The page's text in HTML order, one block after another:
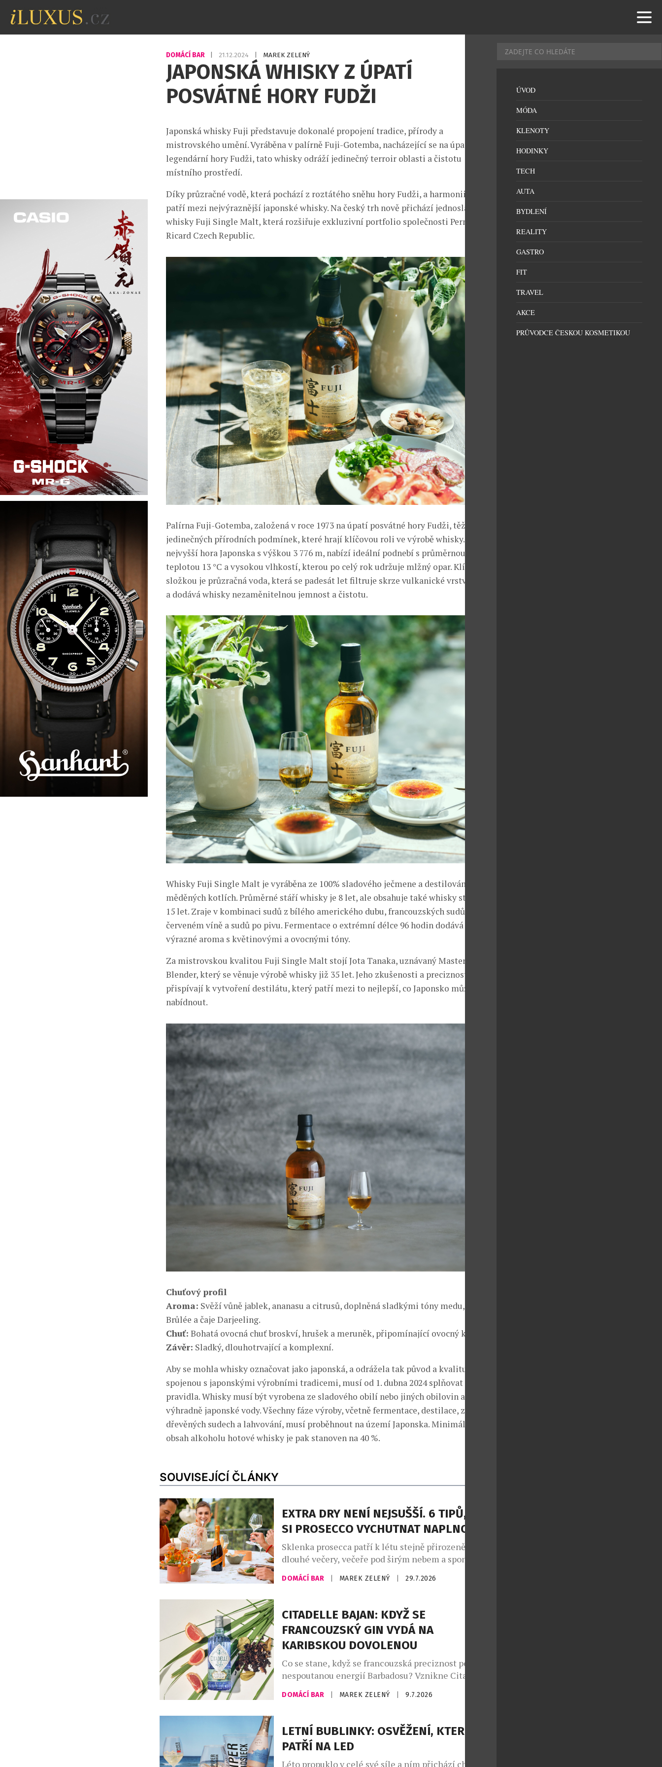
DOMÁCÍ BAR 21.12.2024 MAREK ZELENÝ
JAPONSKÁ WHISKY Z ÚPATÍ
POSVÁTNÉ HORY FUDŽI
Japonská whisky Fuji představuje dokonalé propojení tradice, přírody a
mistrovského umění. Vyráběna v palírně Fuji-Gotemba, nacházející se na úpatí
legendární hory Fudži, tato whisky odráží jedinečný terroir oblasti a čistotu
místního prostředí.
Díky průzračné vodě, která pochází z roztátého sněhu hory Fudži, a harmonii chutí
patří mezi nejvýraznější japonské whisky. Na český trh nově přichází jednosladová
whisky Fuji Single Malt, která rozšiřuje exkluzivní portfolio společnosti Pernod
Ricard Czech Republic.
Palírna Fuji-Gotemba, založená v roce 1973 na úpatí posvátné hory Fudži, těží z
jedinečných přírodních podmínek, které hrají klíčovou roli ve výrobě whisky. Fudži,
nejvyšší hora Japonska s výškou 3 776 m, nabízí ideální podnebí s průměrnou roční
teplotou 13 °C a vysokou vlhkostí, kterou po celý rok udržuje mlžný opar. Klíčovou
složkou je průzračná voda, která se padesát let filtruje skrze vulkanické vrstvy hory
a dodává whisky nezaměnitelnou jemnost a čistotu.
Whisky Fuji Single Malt je vyráběna ze 100% sladového ječmene a destilována v
měděných kotlích. Průměrné stáří whisky je 8 let, ale obsahuje také whisky staré až
15 let. Zraje v kombinaci sudů z bílého amerického dubu, francouzských sudů po
červeném víně a sudů po pivu. Fermentace o extrémní délce 96 hodin dodává whisky
výrazné aroma s květinovými a ovocnými tóny.
Za mistrovskou kvalitou Fuji Single Malt stojí Jota Tanaka, uznávaný Master
Blender, který se věnuje výrobě whisky již 35 let. Jeho zkušenosti a preciznost
přispívají k vytvoření destilátu, který patří mezi to nejlepší, co Japonsko může
nabídnout.
Chuťový profil
Aroma: Svěží vůně jablek, ananasu a citrusů, doplněná sladkými tóny medu, Crème
Brûlée a čaje Darjeeling.
Chuť: Bohatá ovocná chuť broskví, hrušek a meruněk, připomínající ovocný koláč.
Závěr: Sladký, dlouhotrvající a komplexní.
Aby se mohla whisky označovat jako japonská, a odrážela tak původ a kvalitu
spojenou s japonskými výrobními tradicemi, musí od 1. dubna 2024 splňovat přísná
pravidla. Whisky musí být vyrobena ze sladového obilí nebo jiných obilovin a z
výhradně japonské vody. Všechny fáze výroby, včetně fermentace, destilace, zrání v
dřevěných sudech a lahvování, musí proběhnout na území Japonska. Minimální
obsah alkoholu hotové whisky je pak stanoven na 40 %.
SOUVISEJÍCÍ ČLÁNKY
EXTRA DRY NENÍ NEJSUŠŠÍ. 6 TIPŮ, JAK
SI PROSECCO VYCHUTNAT NAPLNO
Sklenka prosecca patří k létu stejně přirozeně jako
dlouhé večery, večeře pod širým nebem a spontánní
setkání s přáteli. Své pevné místo si našlo také v
našich skleničkách. Česká republika je sedmým
jemně perlivého frizzante jí patří dokonce druhé
místo. Mezinárodní den prosecca, který každoročně
připadá na […]
DOMÁCÍ BAR MAREK ZELENÝ 29.7.2026
CITADELLE BAJAN: KDYŽ SE
FRANCOUZSKÝ GIN VYDÁ NA
KARIBSKOU DOVOLENOU
Co se stane, když se francouzská preciznost potká s
nespoutanou energií Barbadosu? Vznikne Citadelle
Bajan – limitovaná edice ginu, která dokazuje, že i
francouzská elegance si umí zout boty a tančit bosá v
ostrova, kde se zrodil rum. Výsledkem je jedna z
nejzajímavějších novinek letošního roku. […]
DOMÁCÍ BAR MAREK ZELENÝ 9.7.2026
LETNÍ BUBLINKY: OSVĚŽENÍ, KTERÉ
PATŘÍ NA LED
Léto propuklo v celé své síle a ním přichází chuť na
ÚVOD
MÓDA
KLENOTY
HODINKY
TECH
AUTA
BYDLENÍ
REALITY
GASTRO
FIT
TRAVEL
AKCE
PRŮVODCE ČESKOU KOSMETIKOU